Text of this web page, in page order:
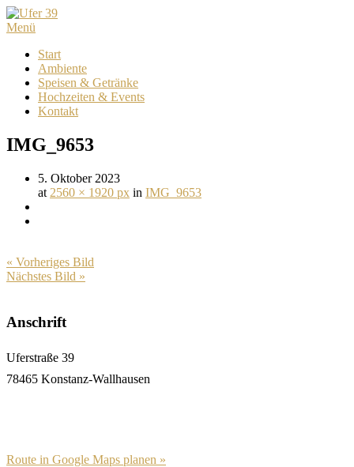
Menü
Start
Ambiente
Speisen & Getränke
Hochzeiten & Events
Kontakt
IMG_9653
5. Oktober 2023
at 2560 × 1920 px in IMG_9653
« Vorheriges Bild
Nächstes Bild »
Anschrift
Uferstraße 39
78465 Konstanz-Wallhausen
Route in Google Maps planen »